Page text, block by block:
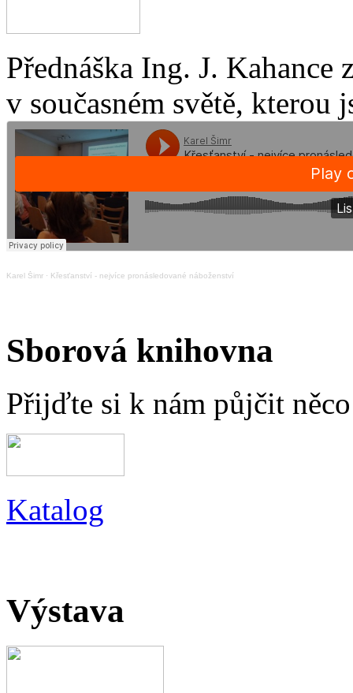
Přednáška Ing. J.
v současném světě, kterou
Karel Šimr · Křesťanství - nejvíce pronásledované náboženství
Sborová knihovna
Přijďte si k nám půjčit
Katalog
Výstava